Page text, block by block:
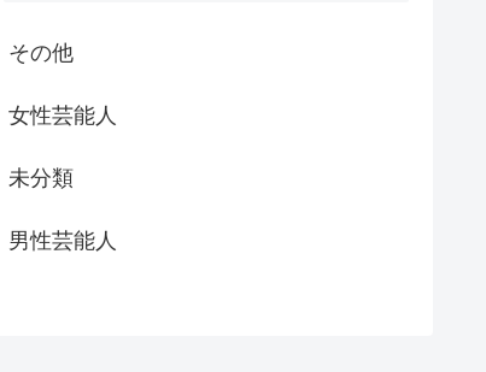
その他
女性芸能人
未分類
男性芸能人